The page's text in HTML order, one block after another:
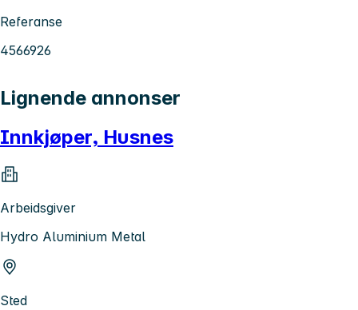
Referanse
4566926
Lignende annonser
Innkjøper, Husnes
Arbeidsgiver
Hydro Aluminium Metal
Sted